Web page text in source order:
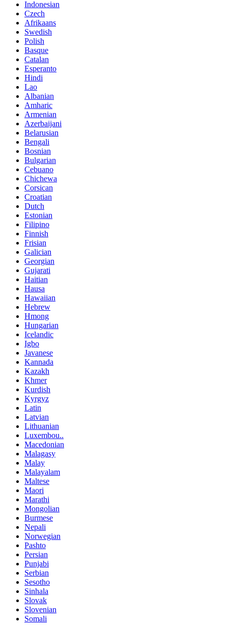
Indonesian
Czech
Afrikaans
Swedish
Polish
Basque
Catalan
Esperanto
Hindi
Lao
Albanian
Amharic
Armenian
Azerbaijani
Belarusian
Bengali
Bosnian
Bulgarian
Cebuano
Chichewa
Corsican
Croatian
Dutch
Estonian
Filipino
Finnish
Frisian
Galician
Georgian
Gujarati
Haitian
Hausa
Hawaiian
Hebrew
Hmong
Hungarian
Icelandic
Igbo
Javanese
Kannada
Kazakh
Khmer
Kurdish
Kyrgyz
Latin
Latvian
Lithuanian
Luxembou..
Macedonian
Malagasy
Malay
Malayalam
Maltese
Maori
Marathi
Mongolian
Burmese
Nepali
Norwegian
Pashto
Persian
Punjabi
Serbian
Sesotho
Sinhala
Slovak
Slovenian
Somali